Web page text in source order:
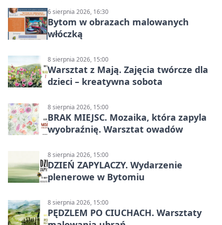
6 sierpnia 2026, 16:30
Bytom w obrazach malowanych
włóczką
8 sierpnia 2026, 15:00
Warsztat z Mają. Zajęcia twórcze dla
dzieci – kreatywna sobota
8 sierpnia 2026, 15:00
BRAK MIEJSC. Mozaika, która zapyla
wyobraźnię. Warsztat owadów
8 sierpnia 2026, 15:00
DZIEŃ ZAPYLACZY. Wydarzenie
plenerowe w Bytomiu
8 sierpnia 2026, 15:00
PĘDZLEM PO CIUCHACH. Warsztaty